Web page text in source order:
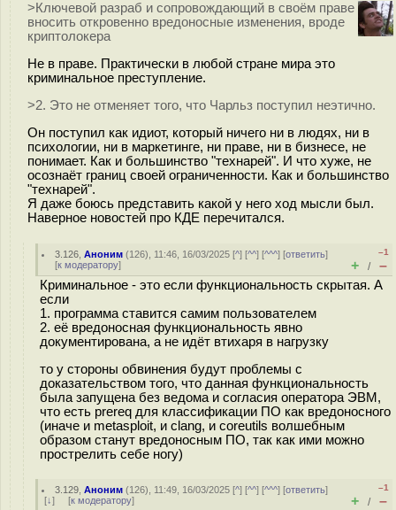
>Ключевой разраб и сопровождающий в своём праве
вносить откровенно вредоносные изменения, вроде
криптолокера
Не в праве. Практически в любой стране мира это
криминальное преступление.
>2. Это не отменяет того, что Чарльз поступил неэтично.
Он поступил как идиот, который ничего ни в людях, ни в
психологии, ни в маркетинге, ни праве, ни в бизнесе, не
понимает. Как и большинство "технарей". И что хуже, не
осознаёт границ своей ограниченности. Как и большинство
"технарей".
Я даже боюсь представить какой у него ход мысли был.
Наверное новостей про КДЕ перечитался.
3.126 ,Аноним (126), 11:46, 16/03/2025 [^] [^^] [^^^] [ответить]
[к модератору]
–1
+ / –
Криминальное - это если функциональность скрытая. А
если
1. программа ставится самим пользователем
2. её вредоносная функциональность явно
документирована, а не идёт втихаря в нагрузку
то у стороны обвинения будут проблемы с
доказательством того, что данная функциональность
была запущена без ведома и согласия оператора ЭВМ,
что есть prereq для классификации ПО как вредоносного
(иначе и metasploit, и clang, и coreutils волшебным
образом станут вредоносным ПО, так как ими можно
прострелить себе ногу)
3.129 ,Аноним (126), 11:49, 16/03/2025 [^] [^^] [^^^] [ответить]
[↓] [к модератору]
–1
+ / –